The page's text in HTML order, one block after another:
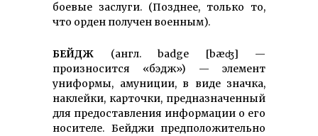
боевые заслуги. (Позднее, только то,
что орден получен военным).
БЕЙДЖ (англ. badge [bæʤ] —
произносится «бэдж») — элемент
униформы, амуниции, в виде значка,
наклейки, карточки, пред­назначенный
для предостав­ления информации о его
носителе. Бейджи предпо­ложительно